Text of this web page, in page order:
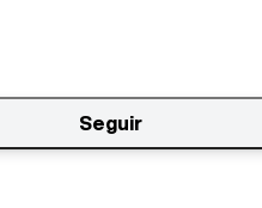
Seguir